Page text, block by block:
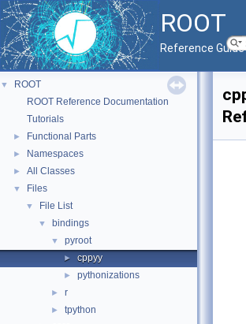
ROOT
Reference Guide
▼
ROOT
ROOT Reference Documentation
Tutorials
► Functional Parts
► Namespaces
► All Classes
▼ Files
▼ File List
▼ bindings
▼ pyroot
► cppyy
► pythonizations
► r
► tpython